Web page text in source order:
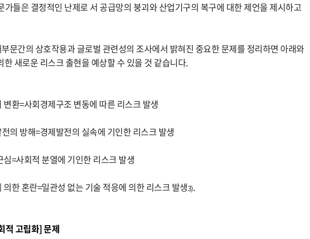
가들은 결정적인 난제로 서 공급망의 붕괴와 산업기구의 복구에 대한 제언을 제시하고
문간의 상호작용과 글로벌 관련성의 조사에서 밝혀진 중요한 문제를 정리하면 아래와
한 새로운 리스크 출현을 예상할 수 있을 것 같습니다.
환=사회경제구조 변동에 따른 리스크 발생
의 방해=경제발전의 실속에 기인한 리스크 발생
=사회적 분열에 기인한 리스크 발생
한 혼란=일관성 없는 기술 적응에 의한 리스크 발생3).
적 고립화] 문제